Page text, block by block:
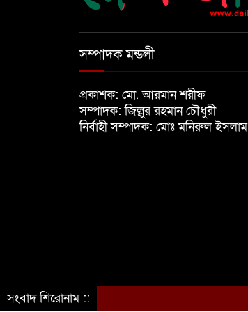
সম্পাদক মন্ডলী
প্রকাশক: মো. আরমান শরীফ
সম্পাদক: জিল্লুর রহমান চৌধুরী
নির্বাহী সম্পাদক: মোঃ মনিরুল ইসলাম
সংবাদ শিরোনাম ::